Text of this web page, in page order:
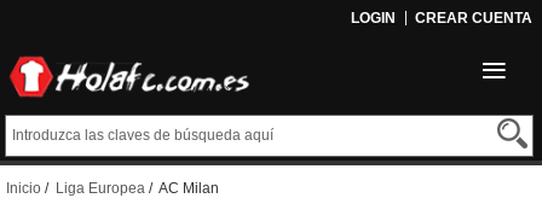
LOGIN CREAR CUENTA
Inicio / Liga Europea / AC Milan